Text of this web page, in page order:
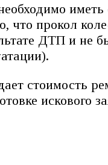
прокол
ДТП и не
стоимость
искового